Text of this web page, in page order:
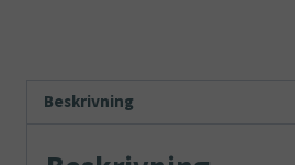
Beskrivning